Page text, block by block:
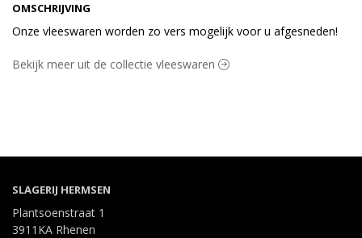
OMSCHRIJVING
Onze vleeswaren worden zo vers mogelijk voor u afgesneden!
Bekijk meer uit de collectie vleeswaren
SLAGERIJ HERMSEN
Plantsoenstraat 1
3911KA Rhenen